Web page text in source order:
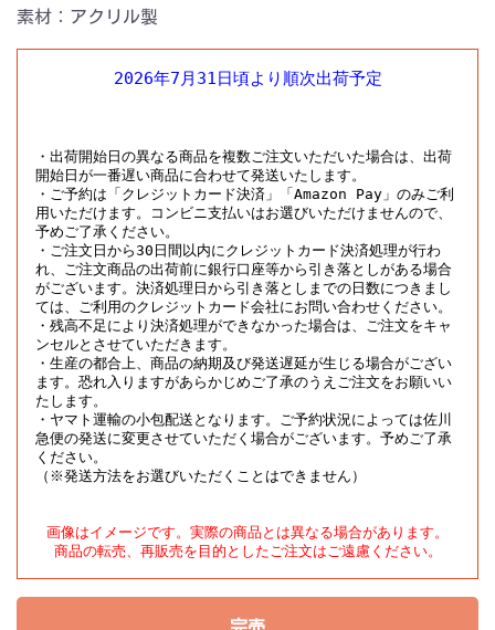
素材：アクリル製
2026年7月31日頃より順次出荷予定
・出荷開始日の異なる商品を複数ご注文いただいた場合は、出荷
開始日が一番遅い商品に合わせて発送いたします。
・ご予約は「クレジットカード決済」「Amazon Pay」のみご利
用いただけます。コンビニ支払いはお選びいただけませんので、
予めご了承ください。
・ご注文日から30日間以内にクレジットカード決済処理が行わ
れ、ご注文商品の出荷前に銀行口座等から引き落としがある場合
がございます。決済処理日から引き落としまでの日数につきまし
ては、ご利用のクレジットカード会社にお問い合わせください。
・残高不足により決済処理ができなかった場合は、ご注文をキャ
ンセルとさせていただきます。
・生産の都合上、商品の納期及び発送遅延が生じる場合がござい
ます。恐れ入りますがあらかじめご了承のうえご注文をお願いい
たします。
・ヤマト運輸の小包配送となります。ご予約状況によっては佐川
急便の発送に変更させていただく場合がございます。予めご了承
ください。
（※発送方法をお選びいただくことはできません）
画像はイメージです。実際の商品とは異なる場合があります。
商品の転売、再販売を目的としたご注文はご遠慮ください。